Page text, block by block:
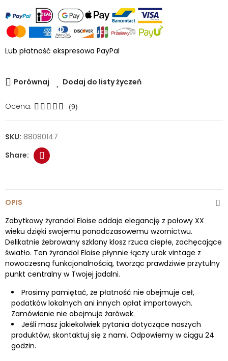
Lub płatność ekspresowa PayPal
Porównaj Dodaj do listy życzeń
Ocena: (9)
SKU: 88080147
OPIS
Zabytkowy żyrandol Eloise oddaje elegancję z połowy XX
wieku dzięki swojemu ponadczasowemu wzornictwu.
Delikatnie żebrowany szklany klosz rzuca ciepłe, zachęcające
światło. Ten żyrandol Eloise płynnie łączy urok vintage z
nowoczesną funkcjonalnością, tworząc prawdziwie przytulny
punkt centralny w Twojej jadalni.
Prosimy pamiętać, że płatność nie obejmuje ceł,
podatków lokalnych ani innych opłat importowych.
Zamówienie nie obejmuje żarówek.
Jeśli masz jakiekolwiek pytania dotyczące naszych
produktów, skontaktuj się z nami. Odpowiemy w ciągu 24
godzin.